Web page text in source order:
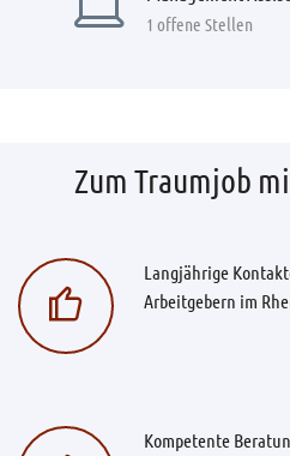
1 offene Stellen
Zum Traumjob
Langjährige
Arbeitgebern im
Kompetente